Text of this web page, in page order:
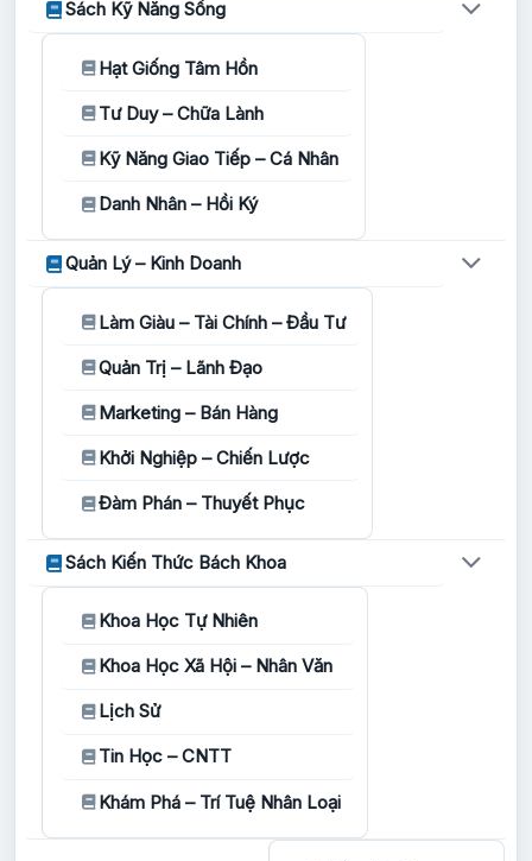
Sách Kỹ Năng Sống
Hạt Giống Tâm Hồn
Tư Duy – Chữa Lành
Kỹ Năng Giao Tiếp – Cá Nhân
Danh Nhân – Hồi Ký
Quản Lý – Kinh Doanh
Làm Giàu – Tài Chính – Đầu Tư
Quản Trị – Lãnh Đạo
Marketing – Bán Hàng
Khởi Nghiệp – Chiến Lược
Đàm Phán – Thuyết Phục
Sách Kiến Thức Bách Khoa
Khoa Học Tự Nhiên
Khoa Học Xã Hội – Nhân Văn
Lịch Sử
Tin Học – CNTT
Khám Phá – Trí Tuệ Nhân Loại